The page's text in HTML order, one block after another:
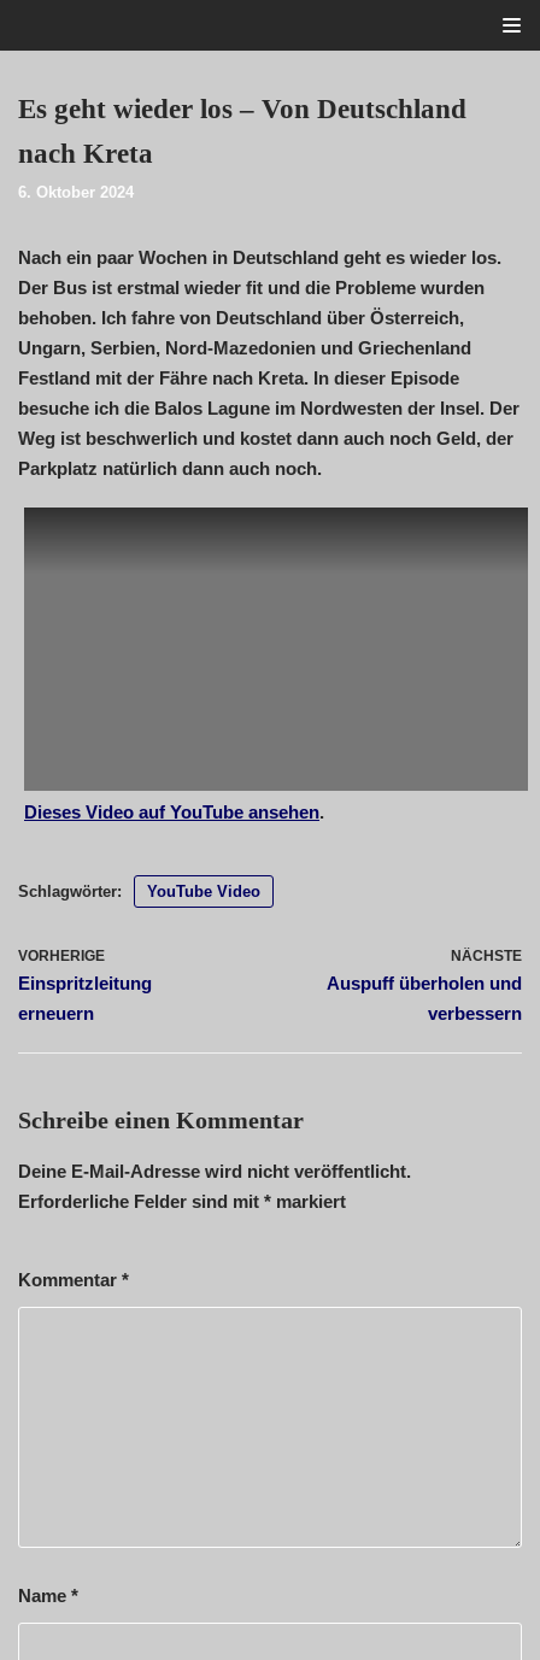
Inhalt
Startseite
Alle Beiträge
Mein Bulli
Kontakt
Es geht wieder los – Von Deutschland
nach Kreta
6. Oktober 2024
Nach ein paar Wochen in Deutschland geht es wieder los.
Der Bus ist erstmal wieder fit und die Probleme wurden
behoben. Ich fahre von Deutschland über Österreich,
Ungarn, Serbien, Nord-Mazedonien und Griechenland
Festland mit der Fähre nach Kreta. In dieser Episode
besuche ich die Balos Lagune im Nordwesten der Insel. Der
Weg ist beschwerlich und kostet dann auch noch Geld, der
Parkplatz natürlich dann auch noch.
Dieses Video auf YouTube ansehen.
Schlagwörter: YouTube Video
VORHERIGE
Einspritzleitung
erneuern
NÄCHSTE
Auspuff überholen und
verbessern
Schreibe einen Kommentar
Deine E-Mail-Adresse wird nicht veröffentlicht.
Erforderliche Felder sind mit * markiert
Kommentar *
Name *